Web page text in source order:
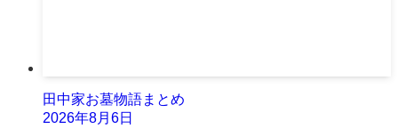
田中家お墓物語まとめ
2026年8月6日